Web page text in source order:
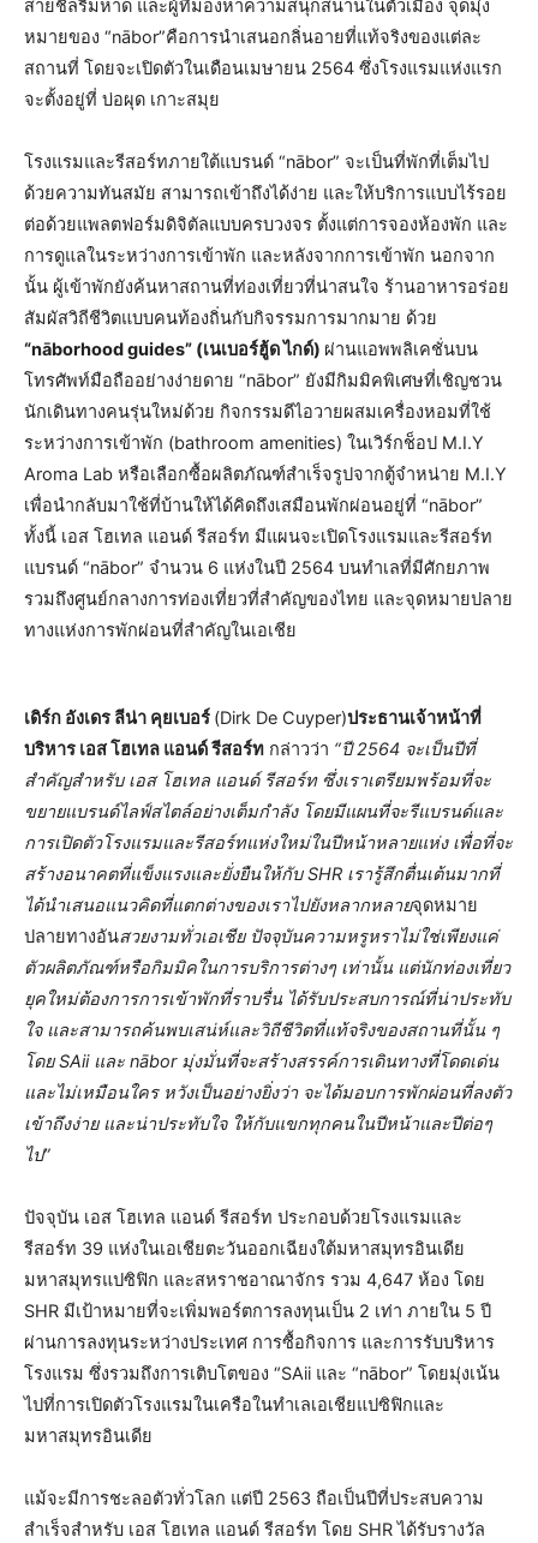
สายชิลริมหาด และผู้ที่มองหาความสนุกสนานในตัวเมือง จุดมุ่ง
หมายของ “nābor”คือการนำเสนอกลิ่นอายที่แท้จริงของแต่ละ
สถานที่ โดยจะเปิดตัวในเดือนเมษายน 2564 ซึ่งโรงแรมแห่งแรก
จะตั้งอยู่ที่ บ่อผุด เกาะสมุย
โรงแรมและรีสอร์ทภายใต้แบรนด์ “nābor” จะเป็นที่พักที่เต็มไป
ด้วยความทันสมัย สามารถเข้าถึงได้ง่าย และให้บริการแบบไร้รอย
ต่อด้วยแพลตฟอร์มดิจิตัลแบบครบวงจร ตั้งแต่การจองห้องพัก และ
การดูแลในระหว่างการเข้าพัก และหลังจากการเข้าพัก นอกจาก
นั้น ผู้เข้าพักยังค้นหาสถานที่ท่องเที่ยวที่น่าสนใจ ร้านอาหารอร่อย
สัมผัสวิถีชีวิตแบบคนท้องถิ่นกับกิจรรมการมากมาย ด้วย
“nāborhood guides” (เนเบอร์ฮู้ด ไกด์) ผ่านแอพพลิเคชั่นบน
โทรศัพท์มือถืออย่างง่ายดาย “nābor” ยังมีกิมมิคพิเศษที่เชิญชวน
นักเดินทางคนรุ่นใหม่ด้วย กิจกรรมดีไอวายผสมเครื่องหอมที่ใช้
ระหว่างการเข้าพัก (bathroom amenities) ในเวิร์กช็อป M.I.Y
Aroma Lab หรือเลือกซื้อผลิตภัณฑ์สำเร็จรูปจากตู้จำหน่าย M.I.Y
เพื่อนำกลับมาใช้ที่บ้านให้ได้คิดถึงเสมือนพักผ่อนอยู่ที่ “nābor”
ทั้งนี้ เอส โฮเทล แอนด์ รีสอร์ท มีแผนจะเปิดโรงแรมและรีสอร์ท
แบรนด์ “nābor” จำนวน 6 แห่งในปี 2564 บนทำเลที่มีศักยภาพ
รวมถึงศูนย์กลางการท่องเที่ยวที่สำคัญของไทย และจุดหมายปลาย
ทางแห่งการพักผ่อนที่สำคัญในเอเชีย
เดิร์ก อังเดร ลีน่า คุยเบอร์ (Dirk De Cuyper)ประธานเจ้าหน้าที่
บริหาร เอส โฮเทล แอนด์ รีสอร์ท กล่าวว่า “ปี 2564 จะเป็นปีที่
สำคัญสำหรับ เอส โฮเทล แอนด์ รีสอร์ท ซึ่งเราเตรียมพร้อมที่จะ
ขยายแบรนด์ไลฟ์สไตล์อย่างเต็มกำลัง โดยมีแผนที่จะรีแบรนด์และ
การเปิดตัวโรงแรมและรีสอร์ทแห่งใหม่ในปีหน้าหลายแห่ง เพื่อที่จะ
สร้างอนาคตที่แข็งแรงและยั่งยืนให้กับ SHR เรารู้สึกตื่นเต้นมากที่
ได้นำเสนอแนวคิดที่แตกต่างของเราไปยังหลากหลายจุดหมาย
ปลายทางอันสวยงามทั่วเอเชีย ปัจจุบันความหรูหราไม่ใช่เพียงแค่
ตัวผลิตภัณฑ์หรือกิมมิคในการบริการต่างๆ เท่านั้น แต่นักท่องเที่ยว
ยุคใหม่ต้องการการเข้าพักที่ราบรื่น ได้รับประสบการณ์ที่น่าประทับ
ใจ และสามารถค้นพบเสน่ห์และวิถีชีวิตที่แท้จริงของสถานที่นั้น ๆ
โดย SAii และ nābor มุ่งมั่นที่จะสร้างสรรค์การเดินทางที่โดดเด่น
และไม่เหมือนใคร หวังเป็นอย่างยิ่งว่า จะได้มอบการพักผ่อนที่ลงตัว
เข้าถึงง่าย และน่าประทับใจ ให้กับแขกทุกคนในปีหน้าและปีต่อๆ
ไป”
ปัจจุบัน เอส โฮเทล แอนด์ รีสอร์ท ประกอบด้วยโรงแรมและ
รีสอร์ท 39 แห่งในเอเชียตะวันออกเฉียงใต้มหาสมุทรอินเดีย
มหาสมุทรแปซิฟิก และสหราชอาณาจักร รวม 4,647 ห้อง โดย
SHR มีเป้าหมายที่จะเพิ่มพอร์ตการลงทุนเป็น 2 เท่า ภายใน 5 ปี
ผ่านการลงทุนระหว่างประเทศ การซื้อกิจการ และการรับบริหาร
โรงแรม ซึ่งรวมถึงการเติบโตของ “SAii และ “nābor” โดยมุ่งเน้น
ไปที่การเปิดตัวโรงแรมในเครือในทำเลเอเชียแปซิฟิกและ
มหาสมุทรอินเดีย
แม้จะมีการชะลอตัวทั่วโลก แต่ปี 2563 ถือเป็นปีที่ประสบความ
สำเร็จสำหรับ เอส โฮเทล แอนด์ รีสอร์ท โดย SHR ได้รับรางวัล